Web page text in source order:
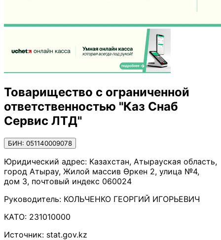
Товарищество с ограниченной
ответственностью "Каз Снаб
Сервис ЛТД"
БИН: 051140009078
Юридический адрес: Казахстан, Атырауская область,
город Атырау, Жилой массив Өркен 2, улица №4,
дом 3, почтовый индекс 060024
Руководитель: КОЛЬЧЕНКО ГЕОРГИЙ ИГОРЬЕВИЧ
КАТО: 231010000
Источник: stat.gov.kz